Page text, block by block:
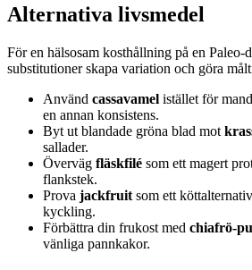
Alternativa livsmedel
För en hälsosam kosthållning på en Paleo-
substitutioner skapa variation och göra
Använd cassavamel istället för
en annan konsistens.
Byt ut blandade gröna blad mot
sallader.
Överväg fläskfilé som ett magert
flankstek.
Prova jackfruit som ett
kyckling.
Förbättra din frukost med chiafrö-
vänliga pannkakor.